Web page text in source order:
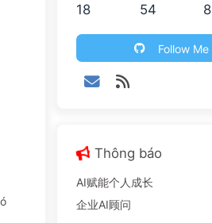
18 54 8
Follow Me
Thông báo
AI赋能个人成长
企业AI顾问